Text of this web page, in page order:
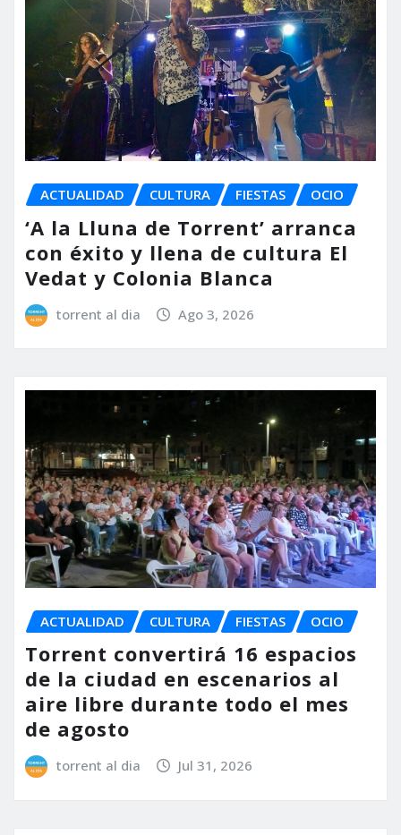
ACTUALIDAD CULTURA FIESTAS OCIO
‘A la Lluna de Torrent’ arranca
con éxito y llena de cultura El
Vedat y Colonia Blanca
torrent al dia Ago 3, 2026
ACTUALIDAD CULTURA FIESTAS OCIO
Torrent convertirá 16 espacios
de la ciudad en escenarios al
aire libre durante todo el mes
de agosto
torrent al dia Jul 31, 2026